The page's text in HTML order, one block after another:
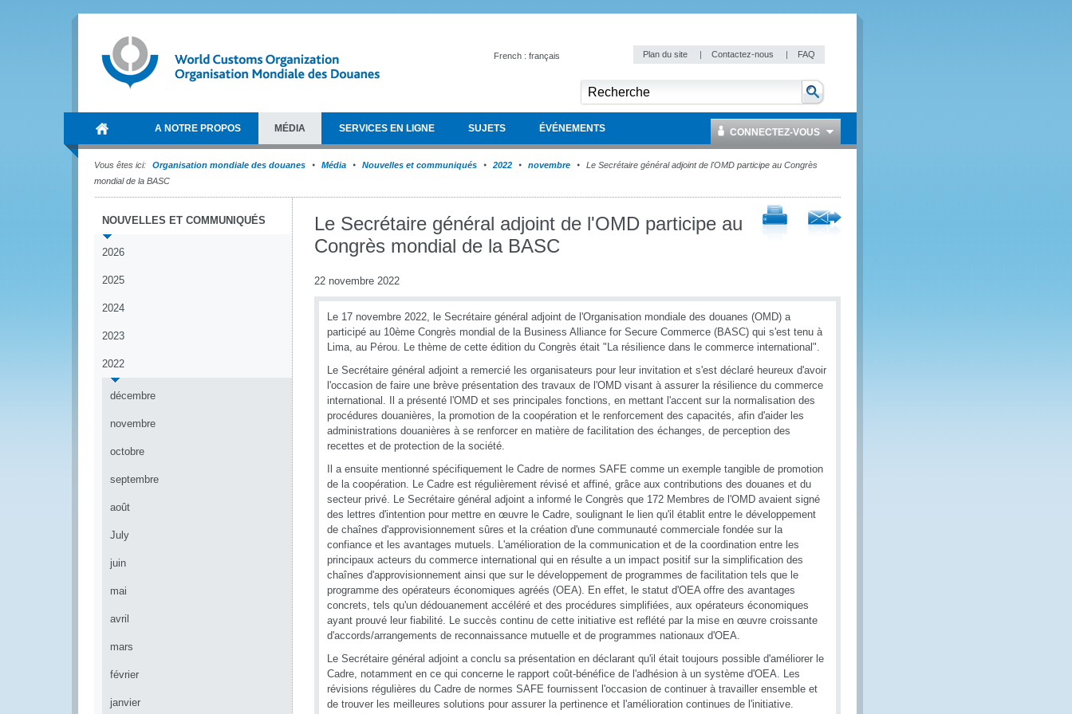
French : français Plan du site | Contactez-nous | FAQ
A NOTRE PROPOS MÉDIA SERVICES EN LIGNE SUJETS ÉVÉNEMENTS CONNECTEZ-VOUS
Vous êtes ici: Organisation mondiale des douanes Média Nouvelles et communiqués 2022 novembre
Le Secrétaire général adjoint de l'OMD participe au Congrès
mondial de la BASC
NOUVELLES ET COMMUNIQUÉS
2026
2025
2024
2023
2022
décembre
novembre
octobre
septembre
août
July
juin
mai
avril
mars
février
janvier
Le Secrétaire général adjoint de l'OMD participe au
Congrès mondial de la BASC
22 novembre 2022
Le 17 novembre 2022, le Secrétaire général adjoint de l'Organisation mondiale des douanes (OMD) a
participé au 10ème Congrès mondial de la Business Alliance for Secure Commerce (BASC) qui s'est tenu à
Lima, au Pérou. Le thème de cette édition du Congrès était "La résilience dans le commerce international".
Le Secrétaire général adjoint a remercié les organisateurs pour leur invitation et s'est déclaré heureux d'avoir
l'occasion de faire une brève présentation des travaux de l'OMD visant à assurer la résilience du commerce
international. Il a présenté l'OMD et ses principales fonctions, en mettant l'accent sur la normalisation des
procédures douanières, la promotion de la coopération et le renforcement des capacités, afin d'aider les
administrations douanières à se renforcer en matière de facilitation des échanges, de perception des
recettes et de protection de la société.
Il a ensuite mentionné spécifiquement le Cadre de normes SAFE comme un exemple tangible de promotion
de la coopération. Le Cadre est régulièrement révisé et affiné, grâce aux contributions des douanes et du
secteur privé. Le Secrétaire général adjoint a informé le Congrès que 172 Membres de l'OMD avaient signé
des lettres d'intention pour mettre en œuvre le Cadre, soulignant le lien qu'il établit entre le développement
de chaînes d'approvisionnement sûres et la création d'une communauté commerciale fondée sur la
confiance et les avantages mutuels. L'amélioration de la communication et de la coordination entre les
principaux acteurs du commerce international qui en résulte a un impact positif sur la simplification des
chaînes d'approvisionnement ainsi que sur le développement de programmes de facilitation tels que le
programme des opérateurs économiques agréés (OEA). En effet, le statut d'OEA offre des avantages
concrets, tels qu'un dédouanement accéléré et des procédures simplifiées, aux opérateurs économiques
ayant prouvé leur fiabilité. Le succès continu de cette initiative est reflété par la mise en œuvre croissante
d'accords/arrangements de reconnaissance mutuelle et de programmes nationaux d'OEA.
Le Secrétaire général adjoint a conclu sa présentation en déclarant qu'il était toujours possible d'améliorer le
Cadre, notamment en ce qui concerne le rapport coût-bénéfice de l'adhésion à un système d'OEA. Les
révisions régulières du Cadre de normes SAFE fournissent l'occasion de continuer à travailler ensemble et
de trouver les meilleures solutions pour assurer la pertinence et l'amélioration continues de l'initiative.